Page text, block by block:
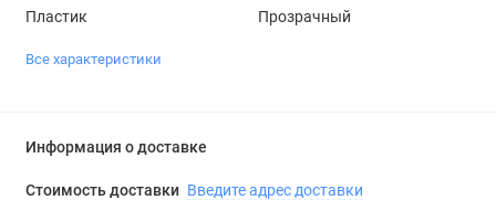
Пластик Прозрачный
Все характеристики
Информация о доставке
Стоимость доставки Введите адрес доставки